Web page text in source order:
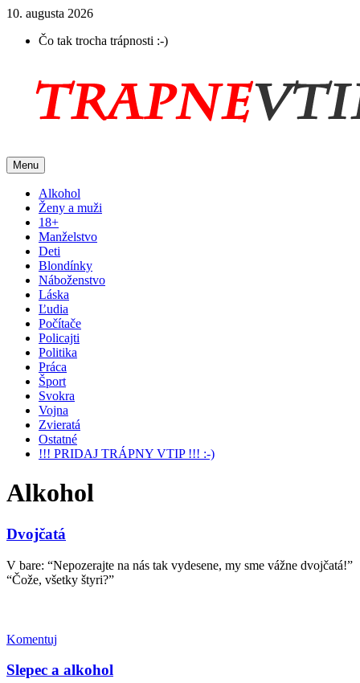
10. augusta 2026
Čo tak trocha trápnosti :-)
Menu
Alkohol
Ženy a muži
18+
Manželstvo
Deti
Blondínky
Náboženstvo
Láska
Ľudia
Počítače
Policajti
Politika
Práca
Šport
Svokra
Vojna
Zvieratá
Ostatné
!!! PRIDAJ TRÁPNY VTIP !!! :-)
Alkohol
Dvojčatá
V bare: “Nepozerajte na nás tak vydesene, my sme vážne dvojčatá!”
“Čože, všetky štyri?”
Komentuj
Slepec a alkohol